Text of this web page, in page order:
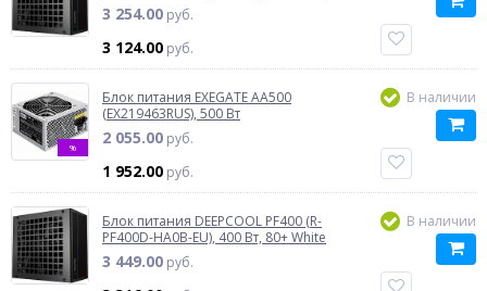
3 254.00 руб.
3 124.00 руб.
%
Блок питания EXEGATE AA500
(EX219463RUS), 500 Вт
2 055.00 руб.
1 952.00 руб.
В наличии
Блок питания DEEPCOOL PF400 (R-
PF400D-HA0B-EU), 400 Вт, 80+ White
3 449.00 руб.
В наличии